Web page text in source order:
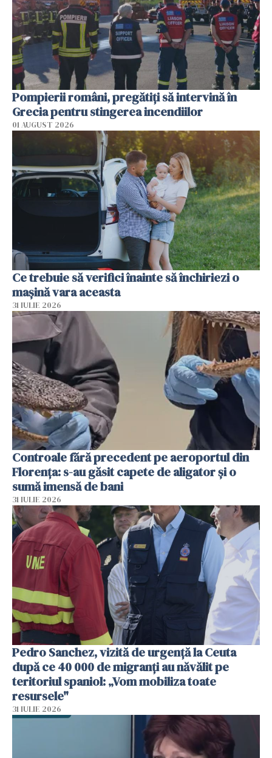
Pompierii români, pregătiţi să intervină în
Grecia pentru stingerea incendiilor
01 AUGUST 2026
Ce trebuie să verifici înainte să închiriezi o
mașină vara aceasta
31 IULIE 2026
Controale fără precedent pe aeroportul din
Florența: s-au găsit capete de aligator și o
sumă imensă de bani
31 IULIE 2026
Pedro Sanchez, vizită de urgență la Ceuta
după ce 40 000 de migranți au năvălit pe
teritoriul spaniol: „Vom mobiliza toate
resursele"
31 IULIE 2026